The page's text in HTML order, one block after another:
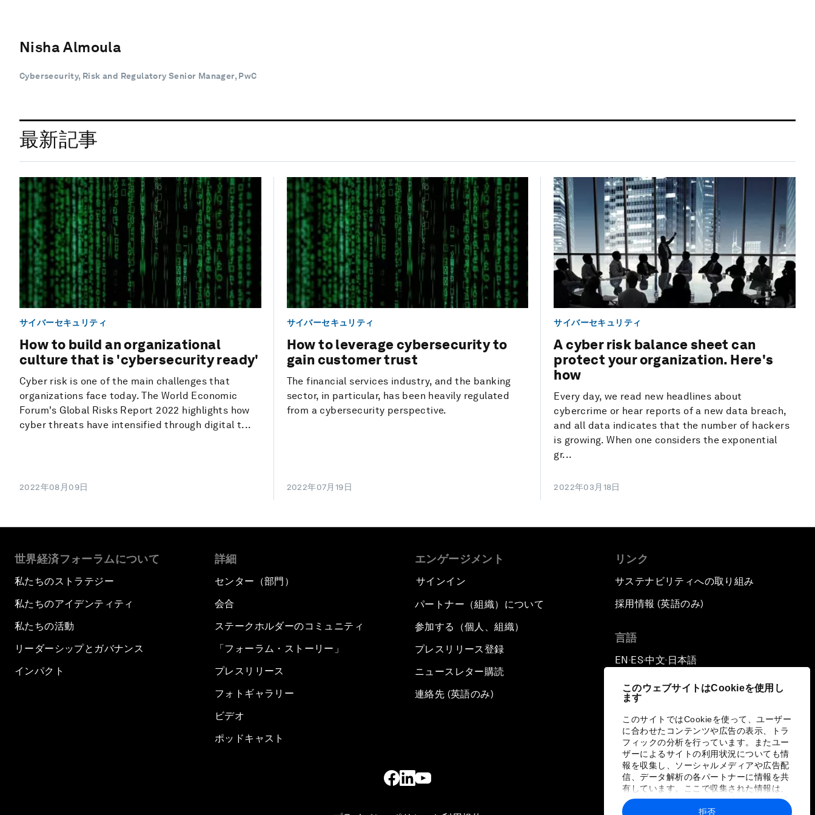
このウェブサイトはCookieを使用し
ます
このサイトではCookieを使って、ユーザー
に合わせたコンテンツや広告の表示、トラ
フィックの分析を行っています。またユー
ザーによるサイトの利用状況についても情
報を収集し、ソーシャルメディアや広告配
信、データ解析の各パートナーに情報を共
有しています。ここで収集された情報は、
ユーザーが各パートナーに提供した他の情
報や各パートナーのサービスを使用した際
拒否
Nisha Almoula
Cybersecurity, Risk and Regulatory Senior Manager, PwC
最新記事
サイバーセキュリティ
How to build an organizational
culture that is 'cybersecurity ready'
Cyber risk is one of the main challenges that
organizations face today. The World Economic
Forum's Global Risks Report 2022 highlights how
cyber threats have intensified through digital t...
2022年08月09日
サイバーセキュリティ
How to leverage cybersecurity to
gain customer trust
The financial services industry, and the banking
sector, in particular, has been heavily regulated
from a cybersecurity perspective.
2022年07月19日
サイバーセキュリティ
A cyber risk balance sheet can
protect your organization. Here's
how
Every day, we read new headlines about
cybercrime or hear reports of a new data breach,
and all data indicates that the number of hackers
is growing. When one considers the exponential
gr...
2022年03月18日
世界経済フォーラムについて
私たちのストラテジー
私たちのアイデンティティ
私たちの活動
リーダーシップとガバナンス
インパクト
詳細
センター（部門）
会合
ステークホルダーのコミュニティ
「フォーラム・ストーリー」
プレスリリース
フォトギャラリー
ビデオ
ポッドキャスト
エンゲージメント
サインイン
パートナー（組織）について
参加する（個人、組織）
プレスリリース登録
ニュースレター購読
連絡先 (英語のみ)
リンク
サステナビリティへの取り組み
採用情報 (英語のみ)
言語
EN ▪ ES▪中文▪ 日本語